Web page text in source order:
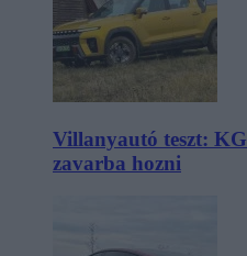
Villanyautó teszt:
zavarba hozni